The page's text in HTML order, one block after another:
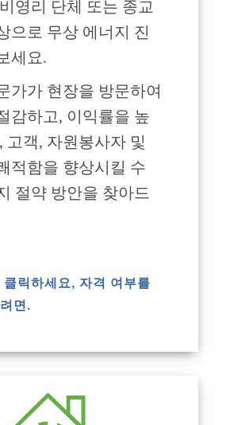
영리 단체 또는 종교
으로 무상 에너지 진
세요.
가가 현장을 방문하여
감하고, 이익률을 높
고객, 자원봉사자 및
적함을 향상시킬 수
절약 방안을 찾아드
클릭하세요, 자격 여부를
면.